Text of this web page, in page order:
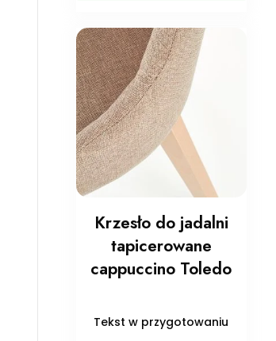
Krzesło do jadalni
tapicerowane
cappuccino Toledo
Tekst w przygotowaniu